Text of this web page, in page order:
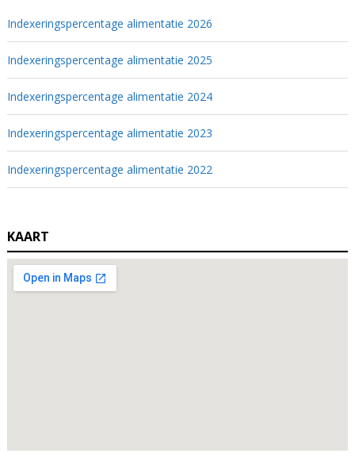
Indexeringspercentage alimentatie 2026
Indexeringspercentage alimentatie 2025
Indexeringspercentage alimentatie 2024
Indexeringspercentage alimentatie 2023
Indexeringspercentage alimentatie 2022
KAART